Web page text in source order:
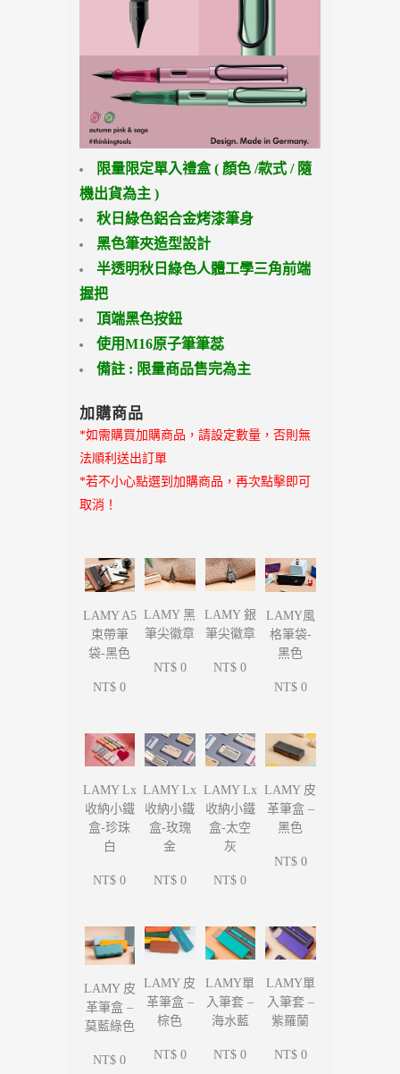
限量限定單入禮盒 ( 顏色 /款式 / 隨
機出貨為主 )
秋日綠色鋁合金烤漆筆身
黑色筆夾造型設計
半透明秋日綠色人體工學三角前端
握把
頂端黑色按鈕
使用M16原子筆筆蕊
備註 : 限量商品售完為主
加購商品
*如需購買加購商品，請設定數量，否則無
法順利送出訂單
*若不小心點選到加購商品，再次點擊即可
取消！
LAMY A5
束帶筆
袋-黑色
NT$ 0
LAMY 黑
筆尖徽章
NT$ 0
LAMY 銀
筆尖徽章
NT$ 0
LAMY風
格筆袋-
黑色
NT$ 0
LAMY Lx
收納小鐵
盒-珍珠
白
NT$ 0
LAMY Lx
收納小鐵
盒-玫瑰
金
NT$ 0
LAMY Lx
收納小鐵
盒-太空
灰
NT$ 0
LAMY 皮
革筆盒 –
黑色
NT$ 0
LAMY 皮
革筆盒 –
莫藍綠色
NT$ 0
LAMY 皮
革筆盒 –
棕色
NT$ 0
LAMY單
入筆套 –
海水藍
NT$ 0
LAMY單
入筆套 –
紫羅蘭
NT$ 0